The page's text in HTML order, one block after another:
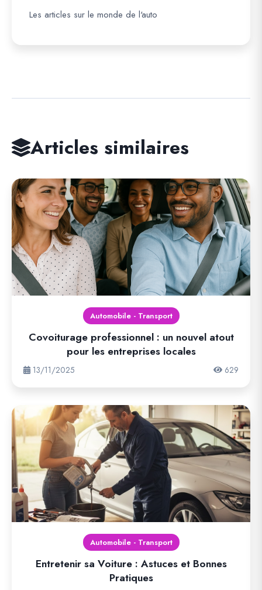
Les articles sur le monde de l'auto
Articles similaires
Automobile - Transport
Covoiturage professionnel : un nouvel atout
pour les entreprises locales
13/11/2025 629
Automobile - Transport
Entretenir sa Voiture : Astuces et Bonnes
Pratiques